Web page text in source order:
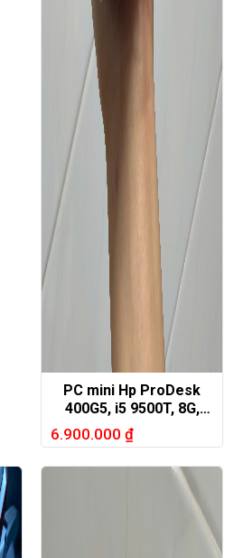
PC mini Hp ProDesk
400G5, i5 9500T, 8G,
256G, wifi, blutooth
6.900.000 ₫